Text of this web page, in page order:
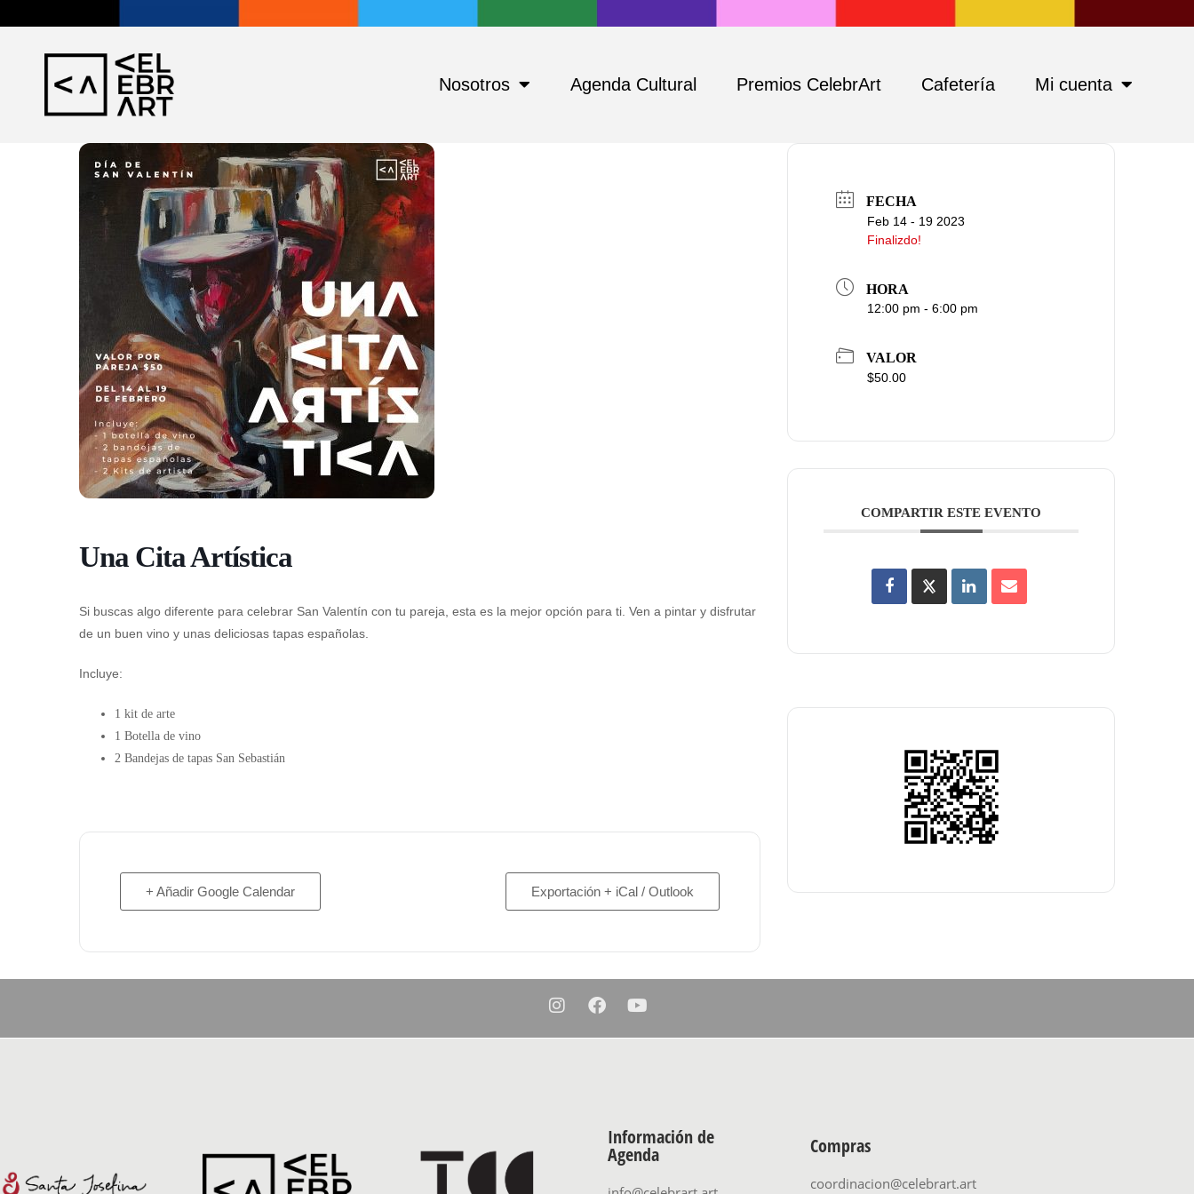
Nosotros Agenda Cultural Premios CelebrArt Cafetería Mi cuenta
Una Cita Artística
Si buscas algo diferente para celebrar San Valentín con tu pareja, esta es la mejor opción para ti. Ven a pintar y disfrutar
de un buen vino y unas deliciosas tapas españolas.
Incluye:
1 kit de arte
1 Botella de vino
2 Bandejas de tapas San Sebastián
+ Añadir Google Calendar Exportación + iCal / Outlook
FECHA
Feb 14 - 19 2023
Finalizdo!
HORA
12:00 pm - 6:00 pm
VALOR
$50.00
COMPARTIR ESTE EVENTO
Información de
Agenda Compras
coordinacion@celebrart.art